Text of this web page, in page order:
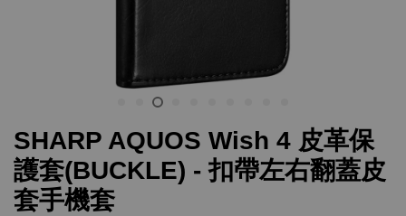
SHARP AQUOS Wish 4 皮革保
護套(BUCKLE) - 扣帶左右翻蓋皮
套手機套